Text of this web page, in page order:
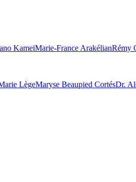
KameiMarie-France ArakélianRémy
LègeMaryse Beaupied CortésDr.